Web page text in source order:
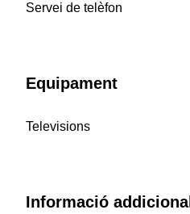
Servei de telèfon
Equipament
Televisions
Informació addicional